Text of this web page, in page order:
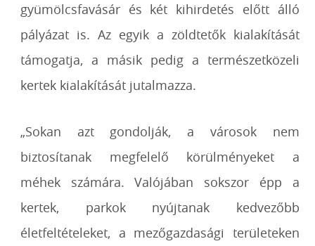
gyümölcsfavásár és két kihirdetés előtt álló
pályázat is. Az egyik a zöldtetők kialakítását
támogatja, a másik pedig a természetközeli
kertek kialakítását jutalmazza.
„Sokan azt gondolják, a városok nem
biztosítanak megfelelő körülményeket a
méhek számára. Valójában sokszor épp a
kertek, parkok nyújtanak kedvezőbb
életfeltételeket, a mezőgazdasági területeken